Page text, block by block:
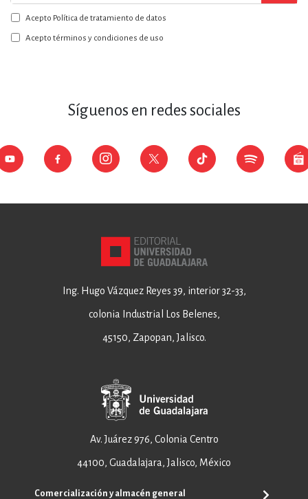
a
nuestro
boletín:
Acepto Política de tratamiento de datos
Acepto términos y condiciones de uso
Síguenos en redes sociales
Ing. Hugo Vázquez Reyes 39, interior 32-33,
colonia Industrial Los Belenes,
45150, Zapopan, Jalisco.
Av. Juárez 976, Colonia Centro
44100, Guadalajara, Jalisco, México
Comercialización y almacén general